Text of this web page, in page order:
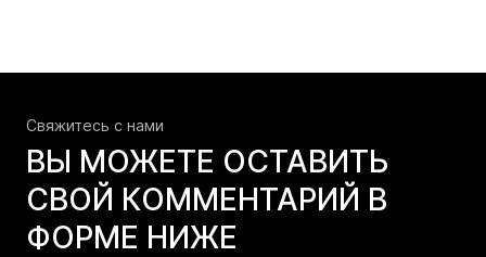
Свяжитесь c нами
ВЫ МОЖЕТЕ ОСТАВИТЬ
СВОЙ КОММЕНТАРИЙ В
ФОРМЕ НИЖЕ